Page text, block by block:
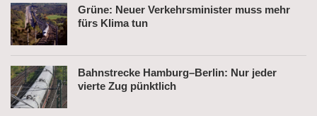
Grüne: Neuer Verkehrsminister muss mehr
fürs Klima tun
Bahnstrecke Hamburg–Berlin: Nur jeder
vierte Zug pünktlich